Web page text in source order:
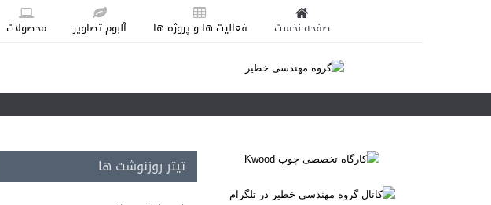
صفحه نخست فعالیت ها و پروژه ها آلبوم تصاویر محصولات
تیتر روزنوشت ها